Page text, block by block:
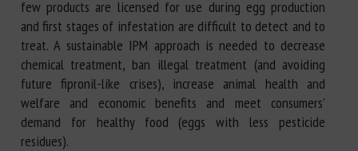
few products are licensed for use during egg production
and first stages of infestation are difficult to detect and to
treat. A sustainable IPM approach is needed to decrease
chemical treatment, ban illegal treatment (and avoiding
future fipronil-like crises), increase animal health and
welfare and economic benefits and meet consumers’
demand for healthy food (eggs with less pesticide
residues).